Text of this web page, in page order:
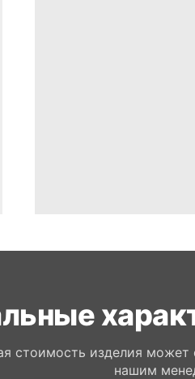
стоимость изделия может
нашим